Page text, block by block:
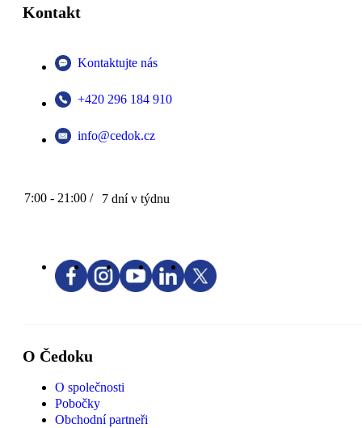
Kontakt
Kontaktujte nás
+420 296 184 910
info@cedok.cz
7:00 - 21:00 / 7 dní v týdnu
O Čedoku
O společnosti
Pobočky
Obchodní partneři